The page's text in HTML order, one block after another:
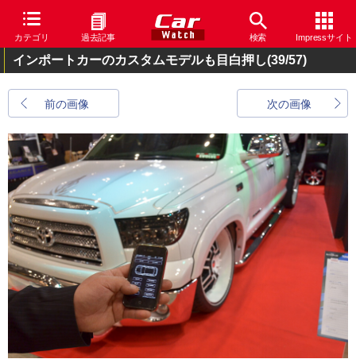
カテゴリ 過去記事 検索 Impressサイト
インポートカーのカスタムモデルも目白押し(39/57)
前の画像 次の画像